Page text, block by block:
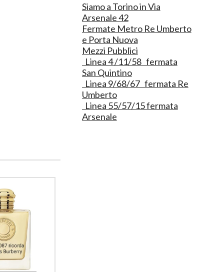
Siamo a Torino in Via
Arsenale 42
Fermate Metro Re Umberto
e Porta Nuova
Mezzi Pubblici
Linea 4 /11/58 fermata
San Quintino
Linea 9/68/67 fermata Re
Umberto
Linea 55/57/15 fermata
Arsenale